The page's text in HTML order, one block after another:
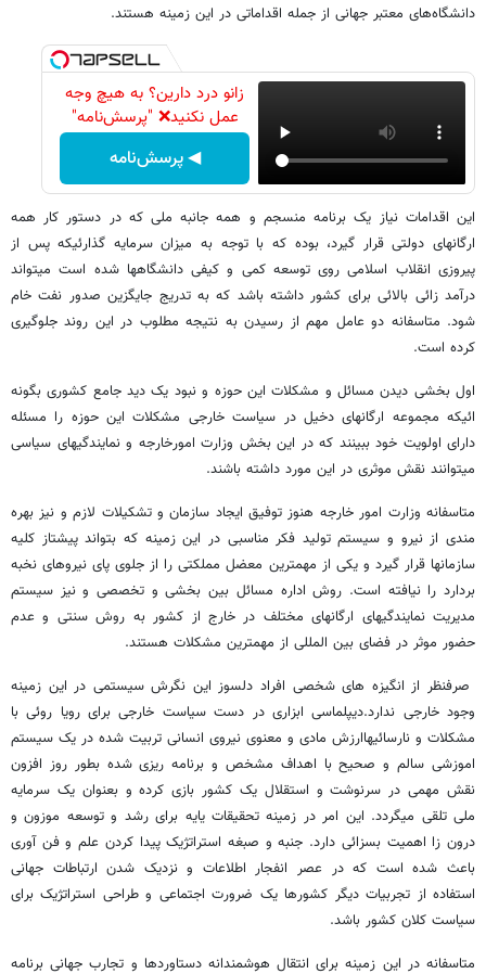
دانشگاه‌های معتبر جهانی از جمله اقداماتی در این زمینه هستند.
زانو درد دارین؟ به هیچ وجه
عمل نکنید❌ "پرسش‌نامه"
◀ پرسش‌نامه
این اقدامات نیاز یک برنامه منسجم و همه جانبه ملی که در دستور کار همه
ارگانهای دولتی قرار گیرد، بوده که با توجه به میزان سرمایه گذارئیکه پس از
پیروزی انقلاب اسلامی روی توسعه کمی و کیفی دانشگاهها شده است میتواند
درآمد زائی بالائی برای کشور داشته باشد که به تدریج جایگزین صدور نفت خام
شود. متاسفانه دو عامل مهم از رسیدن به نتیجه مطلوب در این روند جلوگیری
کرده است.
اول بخشی دیدن مسائل و مشکلات این حوزه و نبود یک دید جامع کشوری بگونه
ائیکه مجموعه ارگانهای دخیل در سیاست خارجی مشکلات این حوزه را مسئله
دارای اولویت خود ببینند که در این بخش وزارت امورخارجه و نمایندگیهای سیاسی
میتوانند نقش موثری در این مورد داشته باشند.
متاسفانه وزارت امور خارجه هنوز توفیق ایجاد سازمان و تشکیلات لازم و نیز بهره
مندی از نیرو و سیستم تولید فکر مناسبی در این زمینه که بتواند پیشتاز کلیه
سازمانها قرار گیرد و یکی از مهمترین معضل مملکتی را از جلوی پای نیروهای نخبه
بردارد را نیافته است. روش اداره مسائل بین بخشی و تخصصی و نیز سیستم
مدیریت نمایندگیهای ارگانهای مختلف در خارج از کشور به روش سنتی و عدم
حضور موثر در فضای بین المللی از مهمترین مشکلات هستند.
صرفنظر از انگیزه های شخصی افراد دلسوز این نگرش سیستمی در این زمینه
وجود خارجی ندارد.دیپلماسی ابزاری در دست سیاست خارجی برای رویا روئی با
مشکلات و نارسائیهاارزش مادی و معنوی نیروی انسانی تربیت شده در یک سیستم
اموزشی سالم و صحیح با اهداف مشخص و برنامه ریزی شده بطور روز افزون
نقش مهمی در سرنوشت و استقلال یک کشور بازی کرده و بعنوان یک سرمایه
ملی تلقی میگردد. این امر در زمینه تحقیقات یایه برای رشد و توسعه موزون و
درون زا اهمیت بسزائی دارد. جنبه و صبغه استراتژیک پیدا کردن علم و فن آوری
باعث شده است که در عصر انفجار اطلاعات و نزدیک شدن ارتباطات جهانی
استفاده از تجربیات دیگر کشورها یک ضرورت اجتماعی و طراحی استراتژیک برای
سیاست کلان کشور باشد.
متاسفانه در این زمینه برای انتقال هوشمندانه دستاوردها و تجارب جهانی برنامه